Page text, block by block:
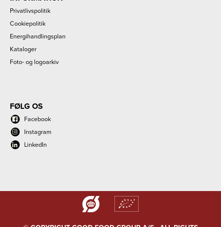
Privatlivspolitik
Cookiepolitik
Energihandlingsplan
Kataloger
Foto- og logoarkiv
FØLG OS
Facebook
Instagram
LinkedIn